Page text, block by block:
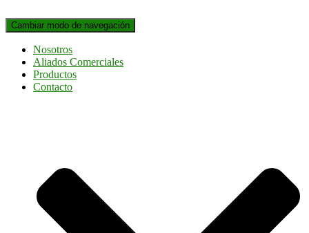
Cambiar modo de navegación
Nosotros
Aliados Comerciales
Productos
Contacto